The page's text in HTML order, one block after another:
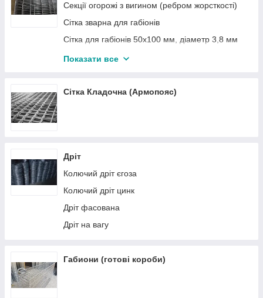
Секції огорожі з вигином (ребром жорсткості)
Сітка зварна для габіонів
Сітка для габіонів 50х100 мм, діаметр 3,8 мм
Сітка зварна для габіонів 50х50 мм, діаметр 3,8
мм.
Показати все
Сітка Кладочна (Армопояс)
Дріт
Колючий дріт єгоза
Колючий дріт цинк
Дріт фасована
Дріт на вагу
Габиони (готові короби)